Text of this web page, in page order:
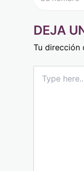
DEJA
Tu dirección
here..